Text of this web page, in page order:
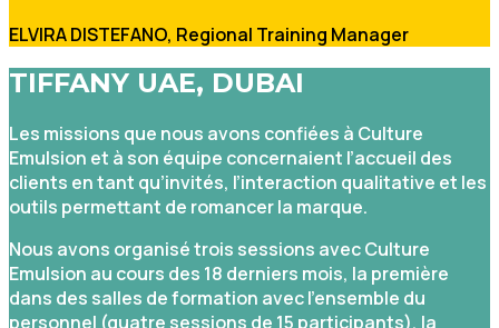
ELVIRA DISTEFANO, Regional Training Manager
TIFFANY UAE, DUBAI
Les missions que nous avons confiées à Culture
Emulsion et à son équipe concernaient l’accueil des
clients en tant qu’invités, l’interaction qualitative et les
outils permettant de romancer la marque.
Nous avons organisé trois sessions avec Culture
Emulsion au cours des 18 derniers mois, la première
dans des salles de formation avec l’ensemble du
personnel (quatre sessions de 15 participants), la